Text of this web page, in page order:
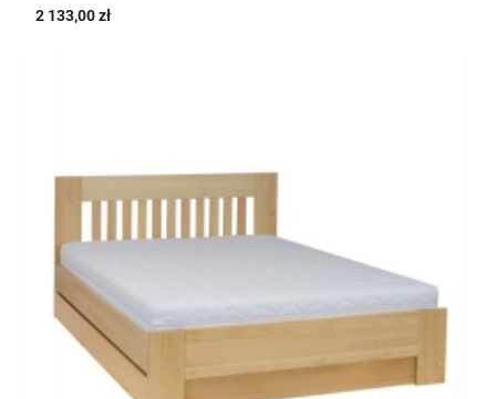
2 133,00 zł